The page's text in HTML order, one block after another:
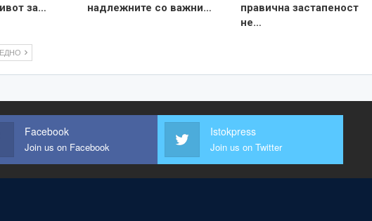
за…
надлежните со важни…
правична застапеност
не…
Facebook
Join us on Facebook
Istokpress
Join us on Twitter